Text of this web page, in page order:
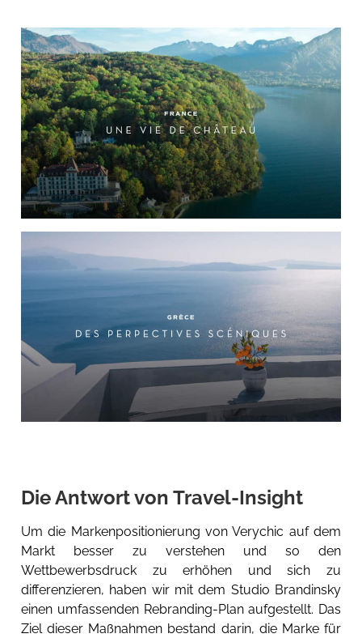
Die Antwort von Travel-Insight
Um die Markenpositionierung von Verychic auf dem
Markt besser zu verstehen und so den
Wettbewerbsdruck zu erhöhen und sich zu
differenzieren, haben wir mit dem Studio Brandinsky
einen umfassenden Rebranding-Plan aufgestellt. Das
Ziel dieser Maßnahmen bestand darin, die Marke für